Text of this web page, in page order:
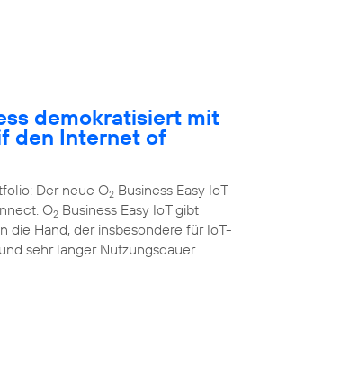
demokratisiert mit
den Internet of
Der neue O2 Business Easy IoT
O2 Business Easy IoT gibt
die Hand, der insbesondere für IoT-
sehr langer Nutzungsdauer